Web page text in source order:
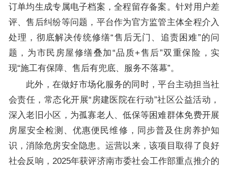
订单均生成专属电子档案，全程留存备案。针对用户差
评、售后纠纷等问题，平台作为官方监管主体全程介入
处理，彻底解决传统修缮“售后无门、追责困难”的问
题，为市民房屋修缮叠加“品质+售后”双重保险，实
现“施工有保障、售后有兜底、服务不落幕”。
此外，在做好市场化服务的同时，平台主动担当社
会责任，常态化开展“房建医院在行动”社区公益活动，
深入老旧小区，为孤寡老人、低保等困难群体免费开展
房屋安全检测、优惠便民维修，同步普及住房养护知
识，消除危房安全隐患。运营以来，该项目取得了良好
社会反响，2025年获评济南市委社会工作部重点推介的